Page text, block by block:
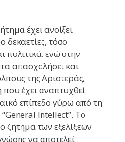
έχει ανοίξει
δεκαετίες, τόσο
πολιτικά, ενώ στην
απασχολήσει και
της Αριστεράς,
έχει αναπτυχθεί
επίπεδο γύρω από τη
“General Intellect”. Το
ζήτημα των εξελίξεων
να αποτελεί